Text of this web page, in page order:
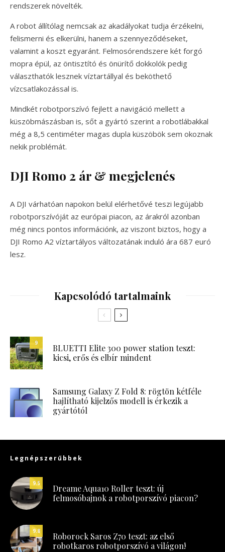
rendszerek növelték.
A robot állítólag nemcsak az akadályokat tudja érzékelni,
felismerni és elkerülni, hanem a szennyeződéseket,
valamint a koszt egyaránt. Felmosórendszere két forgó
mopra épül, az öntisztító és önürítő dokkolók pedig
választhatók lesznek víztartállyal és beköthető
vízcsatlakozással is.
Mindkét robotporszívó fejlett a navigáció mellett a
küszöbmászásban is, sőt a gyártó szerint a robotlábakkal
még a 8,5 centiméter magas dupla küszöbök sem okoznak
nekik problémát.
DJI Romo 2 ár & megjelenés
A DJI várhatóan napokon belül elérhetővé teszi legújabb
robotporszívóját az európai piacon, az árakról azonban
még nincs pontos információnk, az viszont biztos, hogy a
DJI Romo A2 víztartályos változatának induló ára 687 euró
lesz.
Kapcsolódó tartalmaink
9
BLUETTI Elite 300 power station teszt:
kicsi, erős és elbír mindent
Samsung Galaxy Z Fold 8: rögtön kétféle
hajlítható kijelzős modell is érkezik a
gyártótól
Legnépszerűbbek
9.5
Dreame Aqua10 Roller teszt: új
felmosóbajnok a robotporszívó piacon?
9.8
Roborock Saros Z70 teszt: az első
robotkaros robotporszívó a világon!